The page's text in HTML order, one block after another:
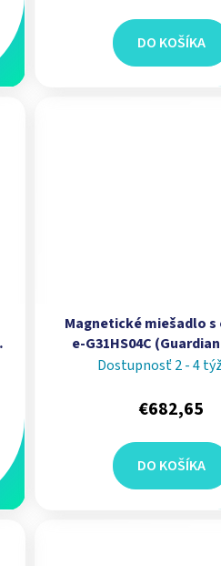
DO KOŠÍKA
Magnetické miešadlo
e‑G31HS04C
kapacita 15 L,
Dostupnosť 2 - 4
€682,65
DO KOŠÍKA